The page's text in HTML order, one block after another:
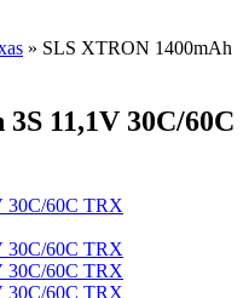
» SLS XTRON 1400mAh
11,1V 30C/60C